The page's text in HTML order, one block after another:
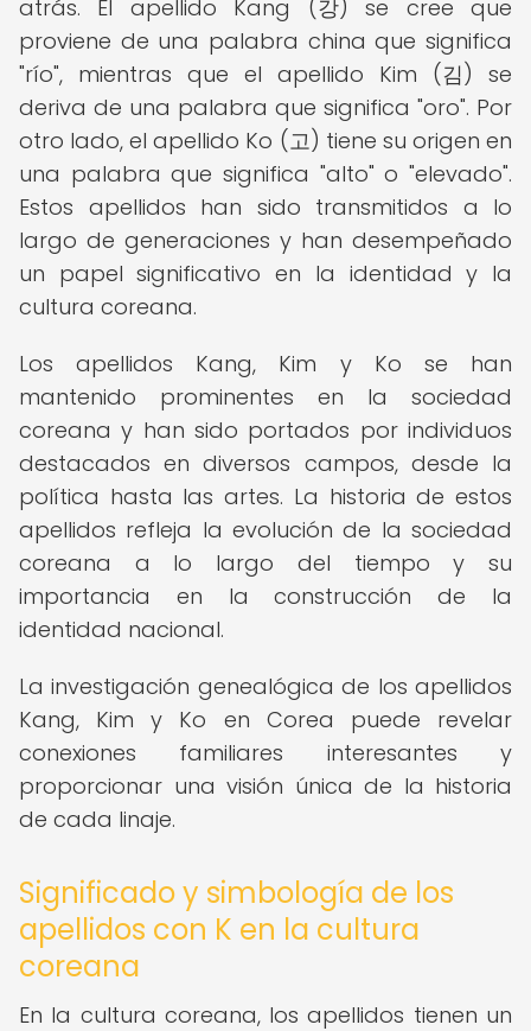
atrás. El apellido Kang (강) se cree que
proviene de una palabra china que significa
"río", mientras que el apellido Kim (김) se
deriva de una palabra que significa "oro". Por
otro lado, el apellido Ko (고) tiene su origen en
una palabra que significa "alto" o "elevado".
Estos apellidos han sido transmitidos a lo
largo de generaciones y han desempeñado
un papel significativo en la identidad y la
cultura coreana.
Los apellidos Kang, Kim y Ko se han
mantenido prominentes en la sociedad
coreana y han sido portados por individuos
destacados en diversos campos, desde la
política hasta las artes. La historia de estos
apellidos refleja la evolución de la sociedad
coreana a lo largo del tiempo y su
importancia en la construcción de la
identidad nacional.
La investigación genealógica de los apellidos
Kang, Kim y Ko en Corea puede revelar
conexiones familiares interesantes y
proporcionar una visión única de la historia
de cada linaje.
Significado y simbología de los
apellidos con K en la cultura
coreana
En la cultura coreana, los apellidos tienen un